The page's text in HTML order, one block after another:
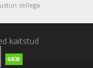
sellega
kaitstud